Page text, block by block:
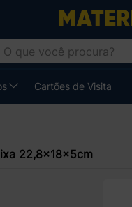
Cartões de Visita
22,8x18x5cm